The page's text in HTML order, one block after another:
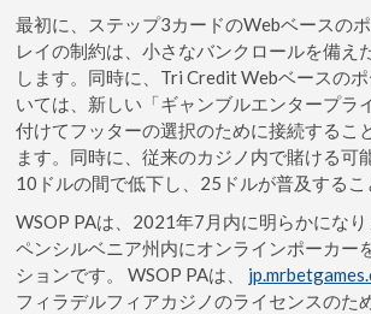
最初に、ステップ3カードのWebベースの
レイの制約は、小さなバンクロールを備え
します。同時に、Tri Credit Webベースの
いては、新しい「ギャンブルエンタープラ
付けてフッターの選択のために接続するこ
ます。同時に、従来のカジノ内で賭ける可
10ドルの間で低下し、25ドルが普及するこ
WSOP PAは、2021年7月内に明らかになり
ペンシルベニア州内にオンラインポーカー
ションです。WSOP PAは、
フィラデルフィアカジノのライセンスのた